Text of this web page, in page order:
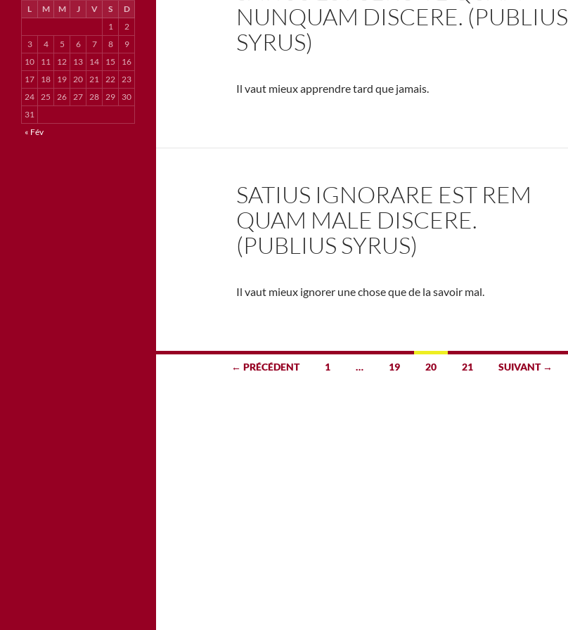
NUNQUAM DISCERE. (PUBLIUS
SYRUS)
Il vaut mieux apprendre tard que jamais.
SATIUS IGNORARE EST REM
QUAM MALE DISCERE.
(PUBLIUS SYRUS)
Il vaut mieux ignorer une chose que de la savoir mal.
Navigation← PRÉCÉDENT 1 … 19 20 21 SUIVANT →
L M M J V S
D
1
2
3
4 5 6 7 8
9
10
11 12 13 14 15
16
17
18 19 20 21 22 23
24 25 26 27 28 29
30
31
« Fév